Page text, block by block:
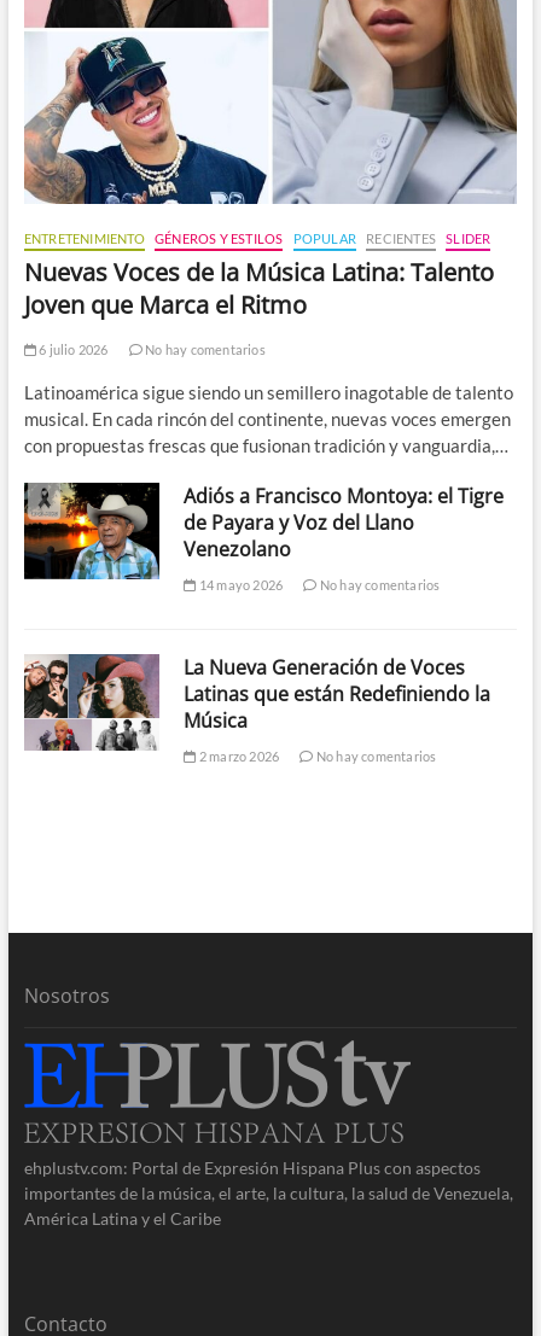
ENTRETENIMIENTO GÉNEROS Y ESTILOS POPULAR RECIENTES SLIDER
Nuevas Voces de la Música Latina: Talento
Joven que Marca el Ritmo
6 julio 2026 No hay comentarios
Latinoamérica sigue siendo un semillero inagotable de talento
musical. En cada rincón del continente, nuevas voces emergen
con propuestas frescas que fusionan tradición y vanguardia,…
Adiós a Francisco Montoya: el Tigre
de Payara y Voz del Llano
Venezolano
14 mayo 2026 No hay comentarios
La Nueva Generación de Voces
Latinas que están Redefiniendo la
Música
2 marzo 2026 No hay comentarios
Nosotros
ehplustv.com: Portal de Expresión Hispana Plus con aspectos
importantes de la música, el arte, la cultura, la salud de Venezuela,
América Latina y el Caribe
Contacto